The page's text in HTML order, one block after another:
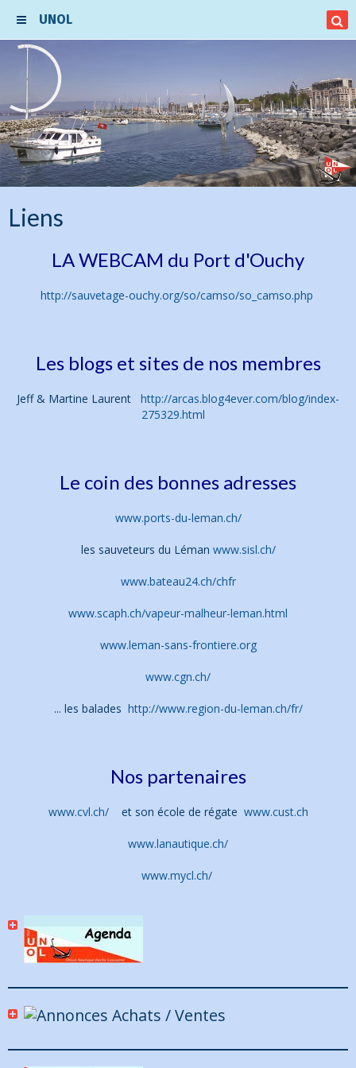
UNOL
Liens
LA WEBCAM du Port d'Ouchy
http://sauvetage-ouchy.org/so/camso/so_camso.php
Les blogs et sites de nos membres
Jeff & Martine Laurent http://arcas.blog4ever.com/blog/index-
275329.html
Le coin des bonnes adresses
www.ports-du-leman.ch/
les sauveteurs du Léman www.sisl.ch/
www.bateau24.ch/chfr
www.scaph.ch/vapeur-malheur-leman.html
www.leman-sans-frontiere.org
www.cgn.ch/
... les balades http://www.region-du-leman.ch/fr/
Nos partenaires
www.cvl.ch/et son école de régate www.cust.ch
www.lanautique.ch/
www.mycl.ch/